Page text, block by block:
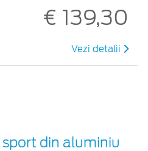
€ 139,30
Vezi detalii
din aluminiu